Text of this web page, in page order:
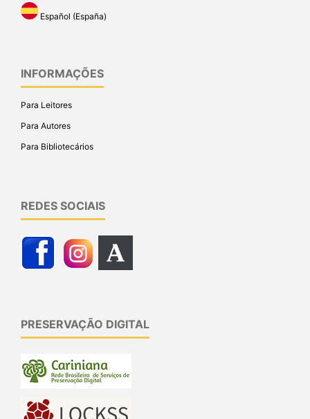
Español (España)
INFORMAÇÕES
Para Leitores
Para Autores
Para Bibliotecários
REDES SOCIAIS
PRESERVAÇÃO DIGITAL